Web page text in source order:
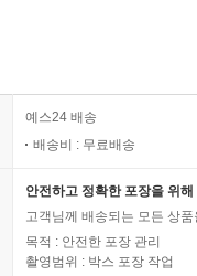
예스24 배송
배송비 : 무료배송
안전하고 정확한 포장을 위
고객님께 배송되는 모든 상
목적 : 안전한 포장 관리
촬영범위 : 박스 포장 작업